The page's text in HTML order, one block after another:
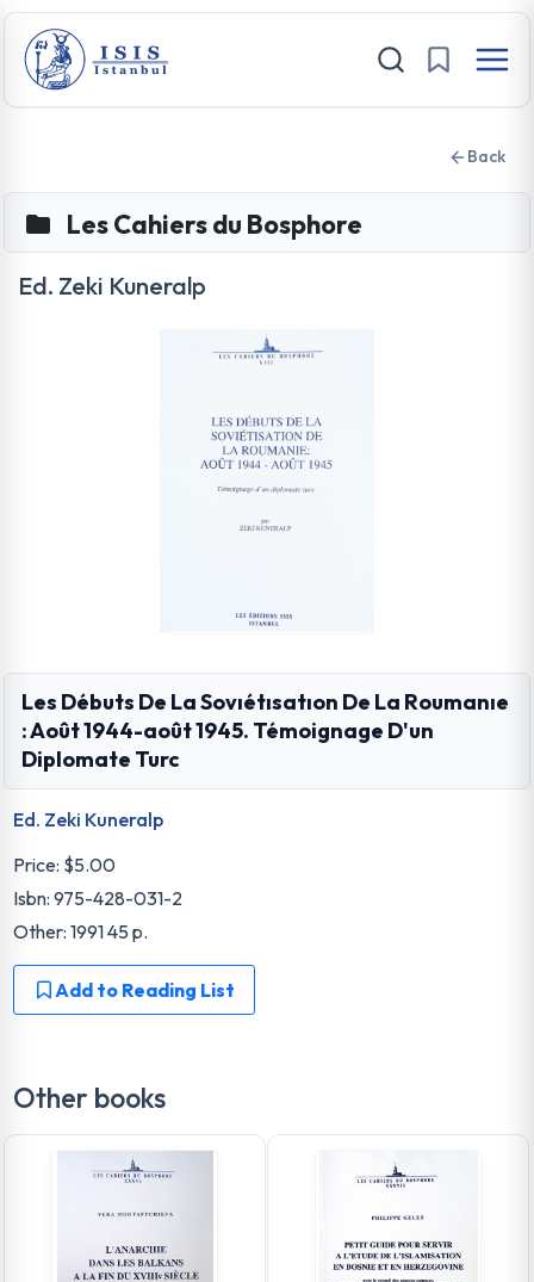
Back
Les Cahiers du Bosphore
Ed. Zeki Kuneralp
Les Débuts De La Sovıétısatıon De La Roumanıe
: Août 1944-août 1945. Témoignage D'un
Diplomate Turc
Ed. Zeki Kuneralp
Price: $5.00
Isbn: 975-428-031-2
Other: 1991 45 p.
Add to Reading List
Other books